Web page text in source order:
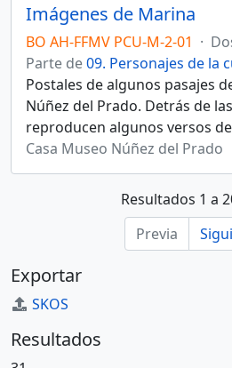
Imágenes de Marina
BO AH-FFMV PCU-M-2-01 ·
Parte de09. Personajes de la
Postales de algunos pasajes
Núñez del Prado. Detrás de
reproducen algunos versos
Casa Museo Núñez del Prado
Resultados 1 a
Previa
Exportar
SKOS
Resultados